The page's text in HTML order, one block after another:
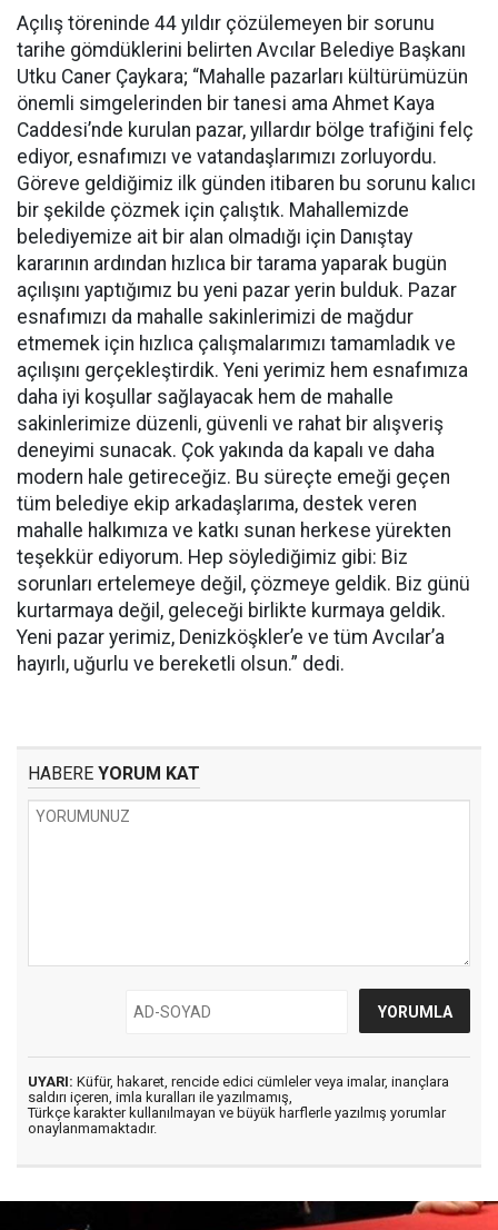
Açılış töreninde 44 yıldır çözülemeyen bir sorunu
tarihe gömdüklerini belirten Avcılar Belediye Başkanı
Utku Caner Çaykara; “Mahalle pazarları kültürümüzün
önemli simgelerinden bir tanesi ama Ahmet Kaya
Caddesi’nde kurulan pazar, yıllardır bölge trafiğini felç
ediyor, esnafımızı ve vatandaşlarımızı zorluyordu.
Göreve geldiğimiz ilk günden itibaren bu sorunu kalıcı
bir şekilde çözmek için çalıştık. Mahallemizde
belediyemize ait bir alan olmadığı için Danıştay
kararının ardından hızlıca bir tarama yaparak bugün
açılışını yaptığımız bu yeni pazar yerin bulduk. Pazar
esnafımızı da mahalle sakinlerimizi de mağdur
etmemek için hızlıca çalışmalarımızı tamamladık ve
açılışını gerçekleştirdik. Yeni yerimiz hem esnafımıza
daha iyi koşullar sağlayacak hem de mahalle
sakinlerimize düzenli, güvenli ve rahat bir alışveriş
deneyimi sunacak. Çok yakında da kapalı ve daha
modern hale getireceğiz. Bu süreçte emeği geçen
tüm belediye ekip arkadaşlarıma, destek veren
mahalle halkımıza ve katkı sunan herkese yürekten
teşekkür ediyorum. Hep söylediğimiz gibi: Biz
sorunları ertelemeye değil, çözmeye geldik. Biz günü
kurtarmaya değil, geleceği birlikte kurmaya geldik.
Yeni pazar yerimiz, Denizköşkler’e ve tüm Avcılar’a
hayırlı, uğurlu ve bereketli olsun.” dedi.
HABERE YORUM KAT
UYARI: Küfür, hakaret, rencide edici cümleler veya imalar, inançlara
saldırı içeren, imla kuralları ile yazılmamış,
Türkçe karakter kullanılmayan ve büyük harflerle yazılmış yorumlar
onaylanmamaktadır.